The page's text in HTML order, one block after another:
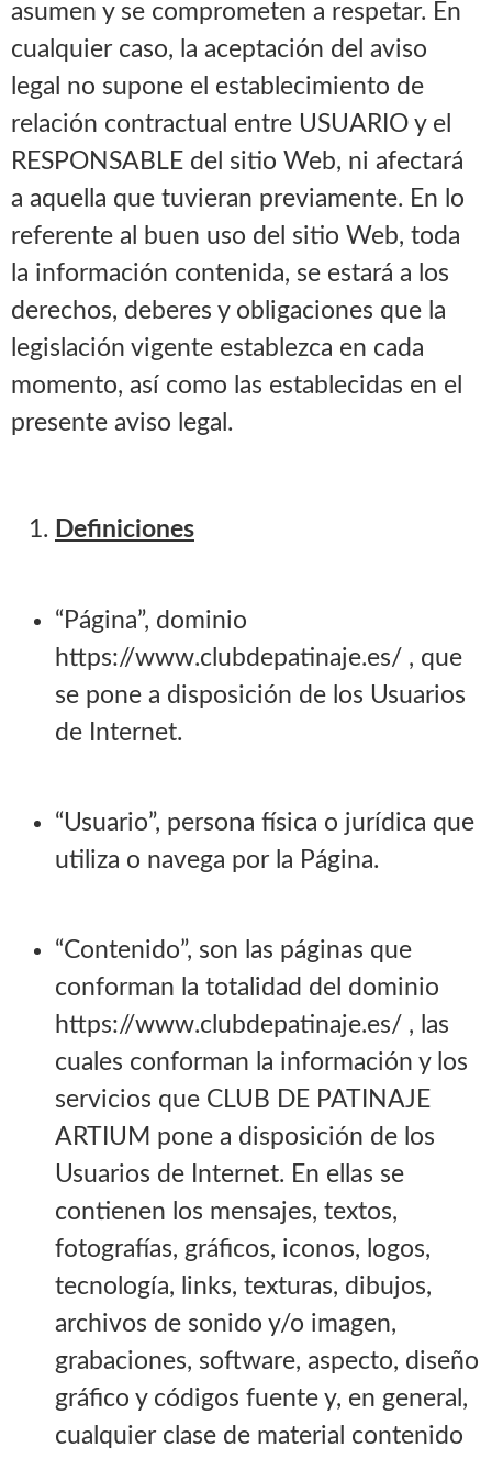
asumen y se comprometen a respetar. En
cualquier caso, la aceptación del aviso
legal no supone el establecimiento de
relación contractual entre USUARIO y el
RESPONSABLE del sitio Web, ni afectará
a aquella que tuvieran previamente. En lo
referente al buen uso del sitio Web, toda
la información contenida, se estará a los
derechos, deberes y obligaciones que la
legislación vigente establezca en cada
momento, así como las establecidas en el
presente aviso legal.
Definiciones
“Página”, dominio
https://www.clubdepatinaje.es/ , que
se pone a disposición de los Usuarios
de Internet.
“Usuario”, persona física o jurídica que
utiliza o navega por la Página.
“Contenido”, son las páginas que
conforman la totalidad del dominio
https://www.clubdepatinaje.es/ , las
cuales conforman la información y los
servicios que CLUB DE PATINAJE
ARTIUM pone a disposición de los
Usuarios de Internet. En ellas se
contienen los mensajes, textos,
fotografías, gráficos, iconos, logos,
tecnología, links, texturas, dibujos,
archivos de sonido y/o imagen,
grabaciones, software, aspecto, diseño
gráfico y códigos fuente y, en general,
cualquier clase de material contenido